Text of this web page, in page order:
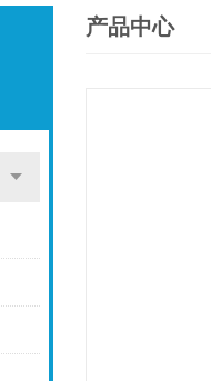
产品中心